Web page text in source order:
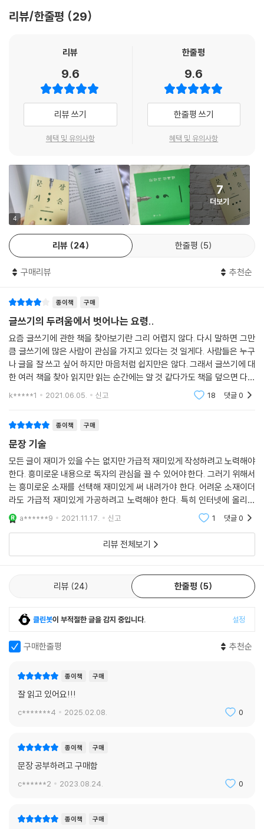
41 ‘윤중제’는 일본말이다
43 깡소주는 깡다구로 마시는 소주?
44 ‘구정’엔 일제의 아픈 역사가
45 갈매기살- 제비추리는 새고기?
46 ‘거시기’는 잘돼 가냐?
47 ‘?에 있어(서)’는 일본식 표현
48 ‘대폿잔’과 ‘소주잔’의 차이
50 우리말 존칭, 완전히 망가지셨습니다
52 갠차나유!
53 객관적 글에서는 존칭 쓰지 말아야
54 ‘구랍’은 음력 12월
55 그대 있음에(?)
휘한다는 사실을 시저는 본능적으로 깨닫고 있었으리라 생각된다.
--- p.216
‘일절(一切)’은 ‘아주’ ‘전혀’ ‘절대로’의 뜻으로 ‘없다’ ‘않다’ 등 부정적인 단
어와 어울려 쓰인다. “일절 연락하지 않았다”에서처럼 사물을 부인할 때
사용된다. 따라서 ‘안주 일절(전혀) 없음’은 될 수 있어도 ‘안주 일절 있
음’은 성립할 수 없다. ‘일절’은 ‘일절 출입을 금합니다’에서와 같이 행위를
금지할 때도 쓰인다. ‘모든 것’ 또는 ‘모두 다’를 뜻하는 단어는 ‘일체(一
切)’다. “내가 일체의 책임을 지고 물러나겠다” “한잔 마시고 지나간 일은
일체 털어 버리자” 등처럼 쓰인다. 따라서 ‘안주 일절’은 ‘안주 일체’라고 해
큼은 ‘안주 일절 (없음)’이 맞긴 하다. 한자(一切)는 같으면서도 ‘일절’과
‘일체’로 차이가 나는 것은 ‘切’이(가) ‘끊을 절’ ‘모두 체’의 두 가지 뜻으로
달리 읽히기 때문이다. 그러면 과거에 동네 가게나 포장마차에서 흔히 볼
수 있었던 ‘외상 일체 사절’은 어떻게 될까. ‘외상 절대 사절(안 돼)’이라는
뜻이므로 ‘외상 일절 사절’이라고 해야 맞다.
--- p.229
국가는 대등한 관계이므로 자기 나라를 낮추어 얘기할 필요가 없다. 한국
문화와 언어를 아는 외국인에게도 굳이 ‘저희 나라’라고 말할 이유가 없다.
‘저희 나라’라고 하는 것은 이해하기 어려운 일이다. 그렇게 말하는 사람의
언어적 소양을 의심케 한다. ‘우리 선수’를 ‘저희 선수’라 부르는 것도 마찬
가지다. ‘우리나라’는 우리 한민족이 세운 나라를 스스로 이르는 말로, ‘우
리나라 선수’ ‘우리나라 사람’ ‘우리나라 풍속’ 등과 같이 쓰인다. ‘우리나
라’를 ‘저희 나라’라고 낮추어 부르는 일이 없도록 주의해야 한다.
--- p.238
조사다. 명사의 경우 받침이 있으면 ‘이에요’, 없으면 ‘예요’와 결합한다. ‘이
＋이에요→셋이에요’ ‘선물＋이에요→선물이에요’ ‘집사람＋이에요→집
사람이에요’ 등과 같이 받침이 있는 명사에는 ‘이에요’가 붙는다. 명사가 아
닌 용언(동사/형용사)의 어간과 직접 결합할 때는 서술격 조사 ‘이’가 필요
없으므로 ‘에요’만 붙는다. ‘아니다’의 경우 어간이 ‘아니’이므로 ‘아니+에
요→아니에요’가 된다.
--- p.239
‘어떡하다’는 “저는 이제 어떡하면 좋아요” “어떡하다가 이렇게 되었니”
럼 쓰인다. ‘어떡하다’가 ‘어떻게 하다’의 준말이므로 ‘어떡하면’은 ‘어떻게
하면’, ‘어떡하다가’는 ‘어떻게 하다가’, ‘어떡하든’은 ‘어떻게 하든’, ‘어떡
게’는 ‘나 어떡해’ 또는 ‘나 어떻게 해’로 고쳐야 한다.
력이 있어야 한다. 마지막으로 자신의 생각을 글로써 체계적으로 표현할
문장력이란 자신이 하고자 하는 얘기를 명확하게 전달할 수 있고, 읽는 이
가 어떤 사람이든 특별한 노력을 기울이지 않고도 끝까지 읽어 내려갈 수
있게끔 문장을 구성하는 능력을 말한다. 글을 잘 쓰느냐, 못 쓰느냐는 결국
문장력에 달려 있다. 글을 잘 쓰는 사람을 일컬어 ‘문장력이 있는 사람’ 또
는 ‘문장가’라고 하는 것은 이런 이유 때문이다.
완벽한 문장력을 위한 10가지 비법
문장력을 기르기 위해서는 좋은 글을 많이 읽고 자주 써 보면서 남의 평가
를 받는 것이 중요하다. 그러나 이렇게 하기 위해서는 시간이 많이 걸리고
제약이 따른다. 이러지 않고도 짧은 시간에 글 쓰는 능력을 향상하려면 문
장의 기본 원칙을 마음에 새기고 잘 지키면 된다. 『문장기술』은 문장의 핵
심 요소를 알기 쉽고 재미있게 풀이해 놓은 책이다. 전체적으로 쉬운 설명
과 함께 풍부한 예문을 들어 놓았으므로 한번 읽어 보는 것만으로도 자신
의 글 쓰는 능력을 크게 향상할 수 있다. 특히 이 책에 나오는 ‘문장의 십계
명’은 하나하나 따라 하다 보면 좋은 글을 쓸 수 있을 것이다.
② 중복을 피하라
③ 호응이 중요하다
④ 피동형으로 만들지 마라
⑤ 단어의 위치에 신경 써라
⑥ 적확한 단어를 선택하라
⑦ 단어와 구절을 대등하게 나열하라
⑧ 띄어쓰기를 철저히 하라
⑨ 어려운 한자어는 쉬운 말로 바꿔라
의 결정체다. 배 기자의 자상한 목소리로 인도되는 글쓰기의 세계는 이제
- 김지형 (경희대 국어국문학과 교수)
리뷰/한줄평 29
리뷰
9.6
리뷰 쓰기
혜택 및 유의사항
한줄평
9.6
한줄평 쓰기
혜택 및 유의사항
4
7
더보기
리뷰 24 한줄평 5
구매리뷰 추천순
종이책 구매
글쓰기의 두려움에서 벗어나는 요령..
요즘 글쓰기에 관한 책을 찾아보기란 그리 어렵지 않다. 다시 말하면 그만
큼 글쓰기에 많은 사람이 관심을 가지고 있다는 것 일게다. 사람들은 누구
나 글을 잘 쓰고 싶어 하지만 마음처럼 쉽지만은 않다. 그래서 글쓰기에 대
한 여러 책을 찾아 읽지만 읽는 순간에는 알 것 같다가도 책을 덮으면 다시
예전과 똑같아진다. 여러 가지 이유가 있을 수 있겠지만 가장 큰 이유는 책
k*****1 2021.06.05. 신고 18 댓글0
종이책 구매
문장 기술
모든 글이 재미가 있을 수는 없지만 가급적 재미있게 작성하려고 노력해야
한다. 흥미로운 내용으로 독자의 관심을 끌 수 있어야 한다. 그러기 위해서
는 흥미로운 소재를 선택해 재미있게 써 내려가야 한다. 어려운 소재이더
라도 가급적 재미있게 가공하려고 노력해야 한다. 특히 인터넷에 올리는
글은 재미없는 얘기를 늘어놓아서는 안 된다. 적절한 비유를 하거나 에피
소드, 유머 등을
a******9 2021.11.17. 신고 1 댓글0
리뷰 전체보기
리뷰 24 한줄평 5
클린봇이 부적절한 글을 감지 중입니다. 설정
구매한줄평 추천순
종이책 구매
잘 읽고 있어요!!!
c*******4 2025.02.08. 0
종이책 구매
문장 공부하려고 구매함
c******2 2023.08.24. 0
종이책 구매